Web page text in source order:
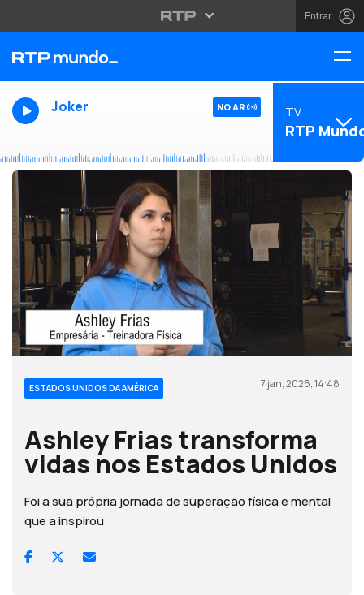
Entrar
Joker NO AR TV
RTP
ESTADOS UNIDOS DA AMÉRICA 7 jan, 2026, 14:48
Ashley Frias transforma
vidas nos Estados Unidos
Foi a sua própria jornada de superação física e mental
que a inspirou